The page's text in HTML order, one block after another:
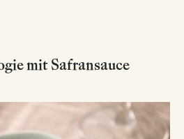
mit Safransauce